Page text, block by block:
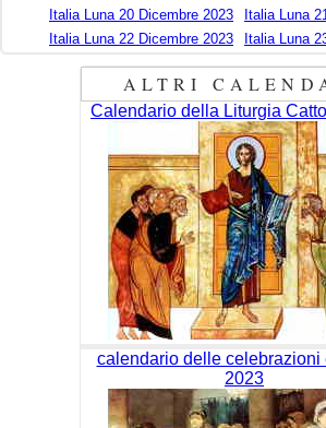
Italia Luna 20 Dicembre 2023
Italia Luna
Italia Luna 22 Dicembre 2023
Italia Luna
ALTRI
Calendario della Liturgia
calendario delle celebrazioni
2023